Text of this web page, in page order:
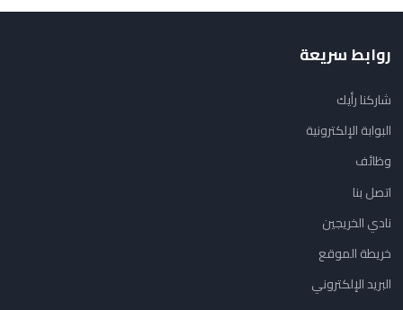
روابط سريعة
شاركنا رأيك
البوابة الإلكترونية
وظائف
اتصل بنا
نادي الخريجين
خريطة الموقع
البريد الإلكتروني